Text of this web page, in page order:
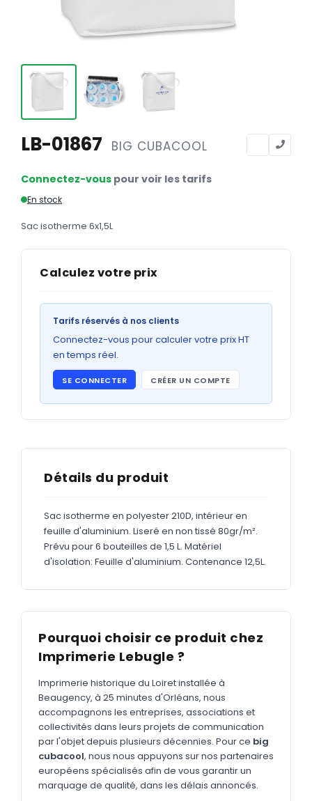
Calendriers
Calendriers bancaires
Tête de lettre
Enveloppes
Sous-mains
Chemises
GRAND FORMAT
Abribus
ADHÉSIFS
Étiquettes adhésives
Tee-shirts Nouveau
Polos Nouveau
Sweatshirts
GOODIES
Catalogue complet Nouveau
Bureau & écriture
LB-01867 BIG CUBACOOL
Connectez-vous pour voir les tarifs
En stock
Sac isotherme 6x1,5L
Calculez votre prix
Tarifs réservés à nos clients
Connectez-vous pour calculer votre prix HT
en temps réel.
SE CONNECTER CRÉER UN COMPTE
Détails du produit
Sac isotherme en polyester 210D, intérieur en
feuille d'aluminium. Liseré en non tissé 80gr/m².
Prévu pour 6 bouteilles de 1,5 L. Matériel
d'isolation: Feuille d'aluminium. Contenance 12,5L.
Pourquoi choisir ce produit chez
Imprimerie Lebugle ?
Imprimerie historique du Loiret installée à
Beaugency, à 25 minutes d'Orléans, nous
accompagnons les entreprises, associations et
collectivités dans leurs projets de communication
par l'objet depuis plusieurs décennies. Pour ce big
cubacool, nous nous appuyons sur nos partenaires
européens spécialisés afin de vous garantir un
marquage de qualité, dans les délais annoncés.